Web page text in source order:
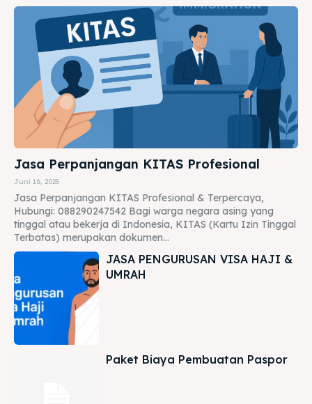
Jasa Perpanjangan KITAS Profesional
Juni 16, 2025
Jasa Perpanjangan KITAS Profesional & Terpercaya,
Hubungi: 088290247542 Bagi warga negara asing yang
tinggal atau bekerja di Indonesia, KITAS (Kartu Izin Tinggal
Terbatas) merupakan dokumen...
JASA PENGURUSAN VISA HAJI &
UMRAH
Paket Biaya Pembuatan Paspor